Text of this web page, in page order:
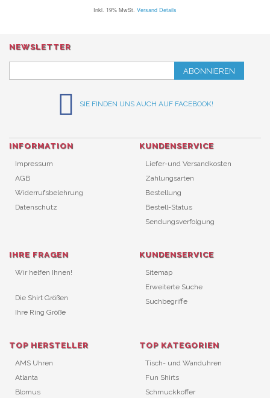
Inkl. 19% MwSt. Versand Details
NEWSLETTER
ABONNIEREN
SIE FINDEN UNS AUCH AUF FACEBOOK!
INFORMATION
Impressum
AGB
Widerrufsbelehrung
Datenschutz
KUNDENSERVICE
Liefer-und Versandkosten
Zahlungsarten
Bestellung
Bestell-Status
Sendungsverfolgung
IHRE FRAGEN
Wir helfen Ihnen!
Die Shirt Größen
Ihre Ring Größe
KUNDENSERVICE
Sitemap
Erweiterte Suche
Suchbegriffe
TOP HERSTELLER
AMS Uhren
Atlanta
Blomus
TOP KATEGORIEN
Tisch- und Wanduhren
Fun Shirts
Schmuckkoffer